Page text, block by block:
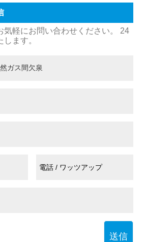
気軽にお問い合わせください。 24
ます。
送信